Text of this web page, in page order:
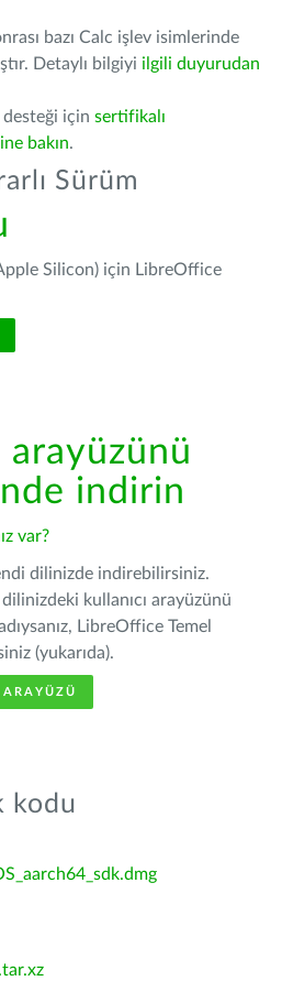
bazı Calc işlev isimlerinde
Detaylı bilgiyi ilgili duyurudan
için sertifikalı
bakın.
Sürüm
Silicon) için LibreOffice
indirin
var?
dilinizde indirebilirsiniz.
kullanıcı arayüzünü
LibreOffice Temel
(yukarıda).
kodu